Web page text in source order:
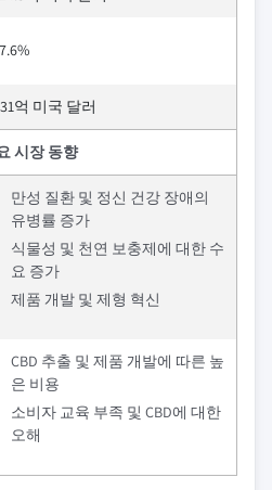
억 미국 달러
시장 동향
만성 질환 및 정신 건강 장애의
유병률 증가
식물성 및 천연 보충제에 대한 수
요 증가
제품 개발 및 제형 혁신
CBD 추출 및 제품 개발에 따른 높
은 비용
소비자 교육 부족 및 CBD에 대한
오해